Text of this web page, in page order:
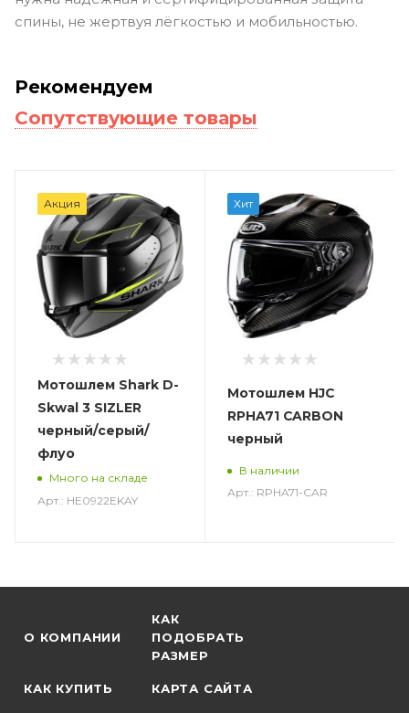
спины, не жертвуя лёгкостью и мобильностью.
Рекомендуем
Сопутствующие товары
Акция
Мотошлем Shark D-
Skwal 3 SIZLER
черный/серый/
флуо
Много на складе
Арт.: HE0922EKAY
Хит
Мотошлем HJC
RPHA71 CARBON
черный
В наличии
Арт.: RPHA71-CAR
О КОМПАНИИ
КАК
ПОДОБРАТЬ
РАЗМЕР
КАК КУПИТЬ КАРТА САЙТА